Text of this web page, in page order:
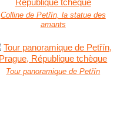
Colline de Petřín, la statue des
amants
Tour panoramique de Petřín